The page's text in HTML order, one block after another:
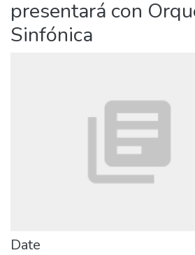
presentará con
Sinfónica
Date